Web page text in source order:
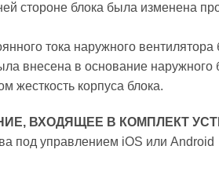
стороне блока была изменена
тока наружного
внесена в основание
жесткость корпуса блока.
ВХОДЯЩЕЕ В КОМПЛЕКТ
под управлением iOS или Android